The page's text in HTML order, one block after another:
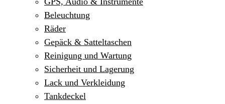
Beleuchtung
Räder
Gepäck & Satteltaschen
Reinigung und Wartung
Sicherheit und Lagerung
Lack und Verkleidung
Tankdeckel